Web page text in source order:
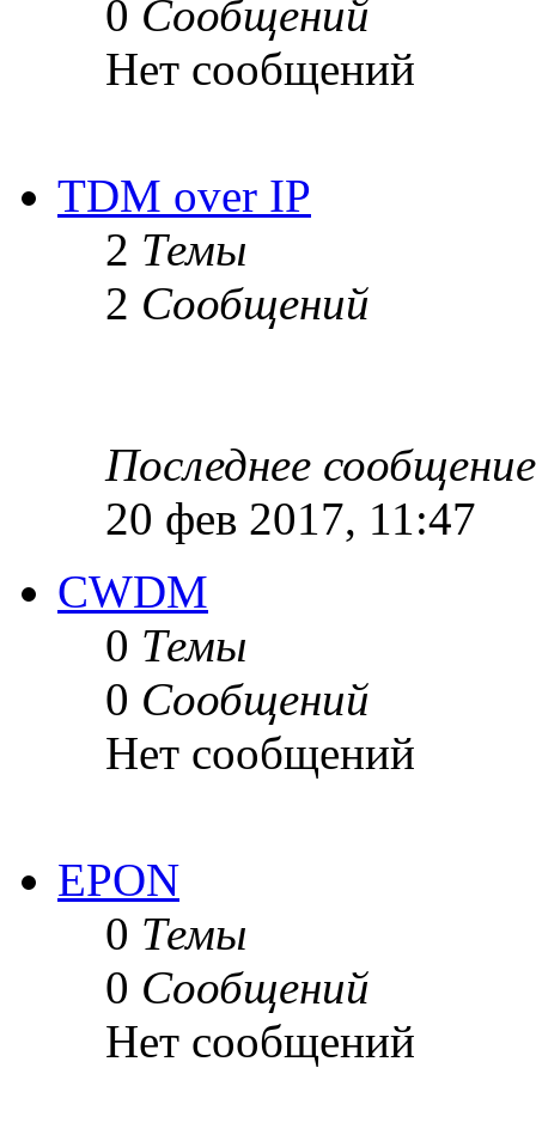
0 Сообщений
Нет сообщений
TDM over IP
2 Темы
2 Сообщений
Последнее сообщение
20 фев 2017, 11:47
CWDM
0 Темы
0 Сообщений
Нет сообщений
EPON
0 Темы
0 Сообщений
Нет сообщений